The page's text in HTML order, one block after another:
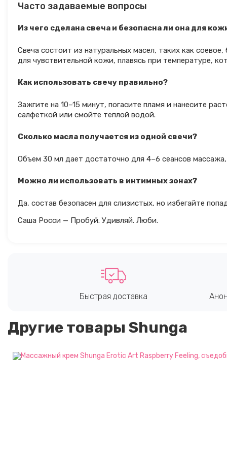
Часто задаваемые вопросы
Из чего сделана свеча и безопасна ли она для
Свеча состоит из натуральных масел, таких как
для чувствительной кожи, плавясь при температуре,
Как использовать свечу правильно?
Зажгите на 10–15 минут, погасите пламя и нанесите
салфеткой или смойте теплой водой.
Сколько масла получается из одной свечи?
Объем 30 мл дает достаточно для 4–6 сеансов
Можно ли использовать в интимных зонах?
Да, состав безопасен для слизистых, но избегайте
Саша Росси — Пробуй. Удивляй. Люби.
Быстрая доставка
Другие товары Shunga